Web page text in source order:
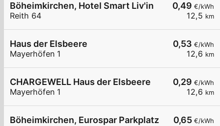
0,49 €/kWh
12,5 km
Böheimkirchen, Hotel Smart Liv'in
Reith 64
0,53 €/kWh
12,6 km
Haus der Elsbeere
Mayerhöfen 1
0,29 €/kWh
12,6 km
CHARGEWELL Haus der Elsbeere
Mayerhöfen 1
0,65 €/kWh
Böheimkirchen, Eurospar Parkplatz